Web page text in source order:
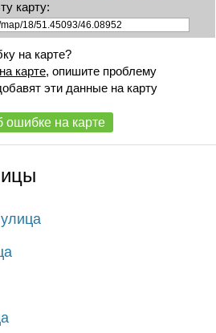
карту:
на карте?
карте, опишите проблему
эти данные на карту
ошибке на карте